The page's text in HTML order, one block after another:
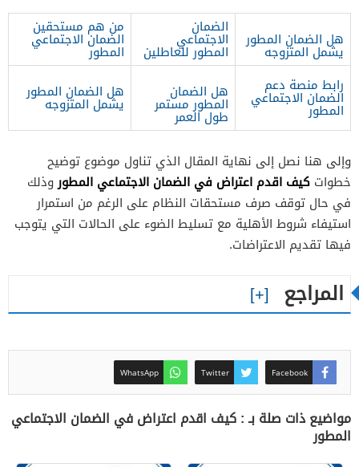
هل الضمان المطور
يشمل المتزوجه
الضمان
الاجتماعي
المطور للعاطلين
من هم مستحقين
الضمان الاجتماعي
المطور
رابط منصة دعم
الضمان الاجتماعي
المطور
هل الضمان
المطور مستمر
طول العمر
هل الضمان المطور
يشمل المتزوجه
وإلى هنا نصل إلى نهاية المقال الذي تناول موضوع توضيح
خطوات كيف اقدم اعتراض في الضمان الاجتماعي المطوروذلك
في حال توقف صرف مستحقات النظام على الرغم من استمرار
استيفاء شروط الأهلية مع تسليط الضوء على الحالات التي يتوجب
فيها تقديم الاعتراضات.
المراجع
Facebook
Twitter
WhatsApp
مواضيع ذات صلة بـ : كيف اقدم اعتراض في الضمان الاجتماعي
المطور